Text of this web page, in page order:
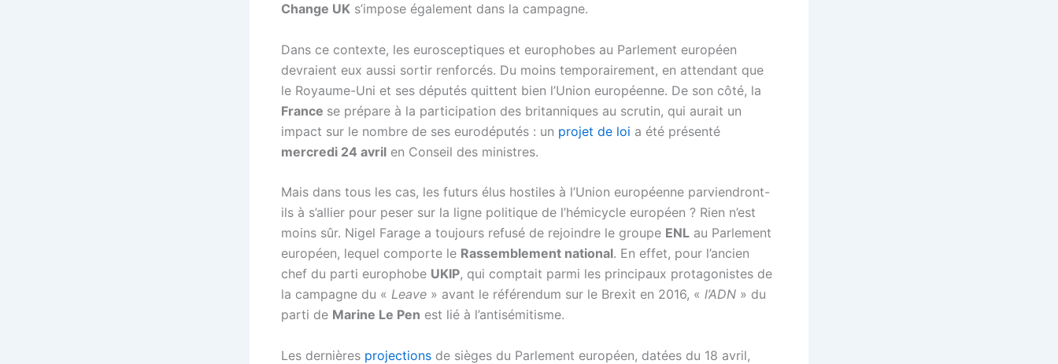
Change UK s’impose également dans la campagne.
Dans ce contexte, les eurosceptiques et europhobes au Parlement européen
devraient eux aussi sortir renforcés. Du moins temporairement, en attendant que
le Royaume-Uni et ses députés quittent bien l’Union européenne. De son côté, la
France se prépare à la participation des britanniques au scrutin, qui aurait un
impact sur le nombre de ses eurodéputés : un projet de loi a été présenté
mercredi 24 avril en Conseil des ministres.
Mais dans tous les cas, les futurs élus hostiles à l’Union européenne parviendront-
ils à s’allier pour peser sur la ligne politique de l’hémicycle européen ? Rien n’est
moins sûr. Nigel Farage a toujours refusé de rejoindre le groupe ENL au Parlement
européen, lequel comporte le Rassemblement national. En effet, pour l’ancien
chef du parti europhobe UKIP, qui comptait parmi les principaux protagonistes de
la campagne du « Leave » avant le référendum sur le Brexit en 2016, « l’ADN » du
parti de Marine Le Pen est lié à l’antisémitisme.
Les dernières projections de sièges du Parlement européen, datées du 18 avril,